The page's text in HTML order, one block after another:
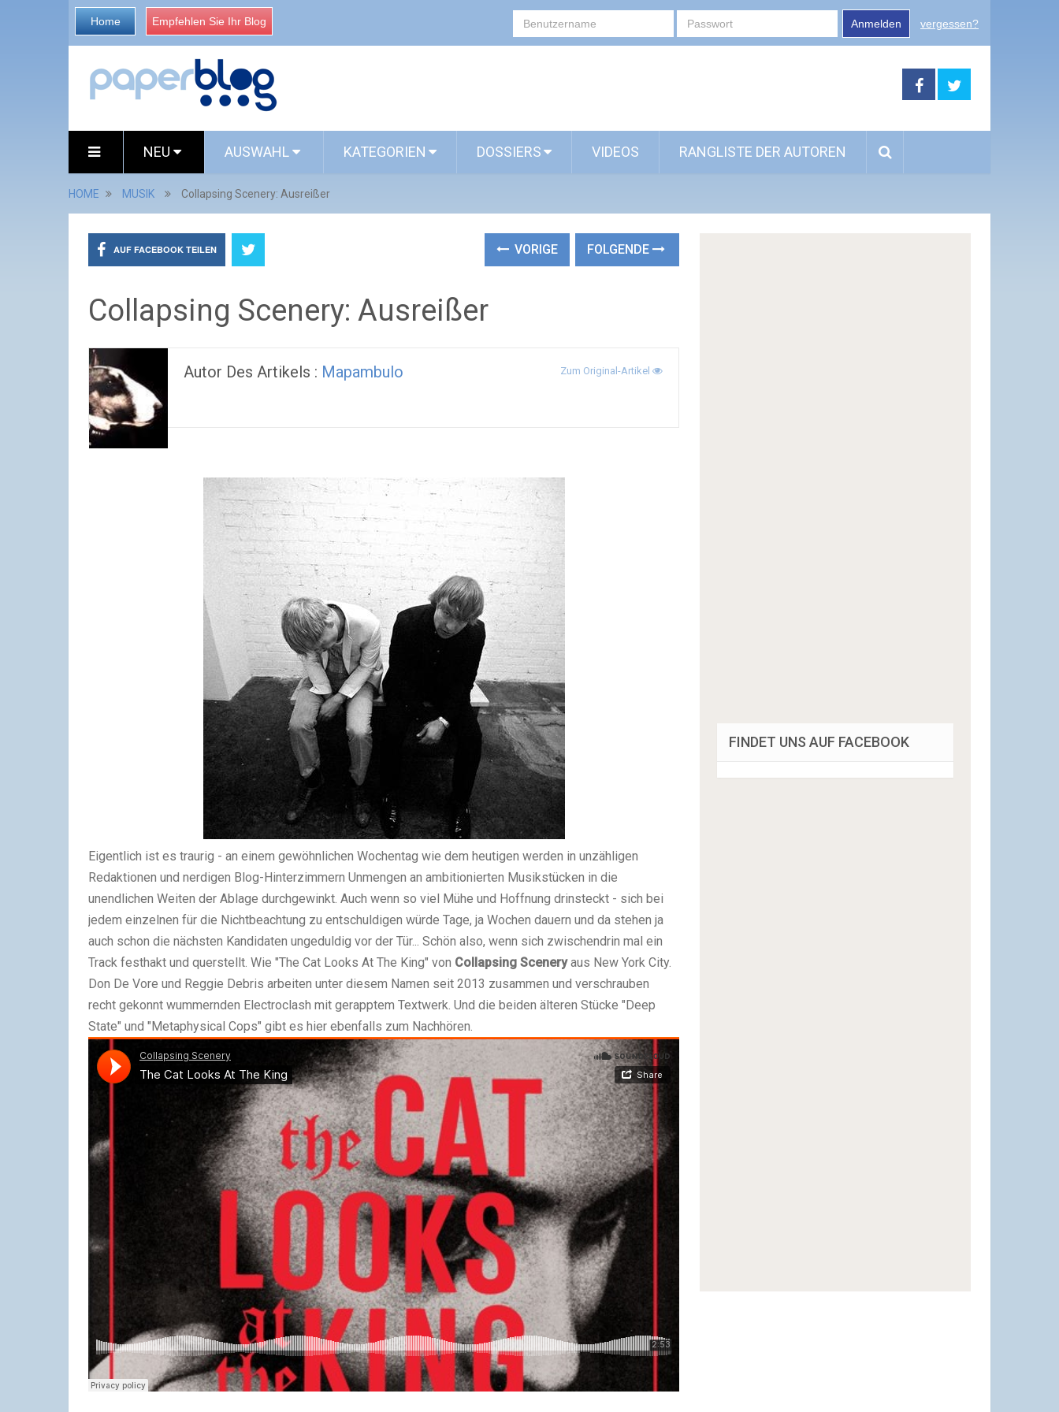
Home Empfehlen Sie Ihr Blog Anmelden vergessen?
NEU AUSWAHL KATEGORIEN DOSSIERS VIDEOS RANGLISTE DER AUTOREN
HOME MUSIK Collapsing Scenery: Ausreißer
AUF FACEBOOK TEILEN VORIGE FOLGENDE
Collapsing Scenery: Ausreißer
Autor Des Artikels : Mapambulo Zum Original-Artikel
Eigentlich ist es traurig - an einem gewöhnlichen Wochentag wie dem heutigen werden in unzähligen
Redaktionen und nerdigen Blog-Hinterzimmern Unmengen an ambitionierten Musikstücken in die
unendlichen Weiten der Ablage durchgewinkt. Auch wenn so viel Mühe und Hoffnung drinsteckt - sich bei
jedem einzelnen für die Nichtbeachtung zu entschuldigen würde Tage, ja Wochen dauern und da stehen ja
auch schon die nächsten Kandidaten ungeduldig vor der Tür... Schön also, wenn sich zwischendrin mal ein
Track festhakt und querstellt. Wie "The Cat Looks At The King" von Collapsing Sceneryaus New York City.
Don De Vore und Reggie Debris arbeiten unter diesem Namen seit 2013 zusammen und verschrauben
recht gekonnt wummernden Electroclash mit gerapptem Textwerk. Und die beiden älteren Stücke "Deep
State" und "Metaphysical Cops" gibt es hier ebenfalls zum Nachhören.
FINDET UNS AUF FACEBOOK